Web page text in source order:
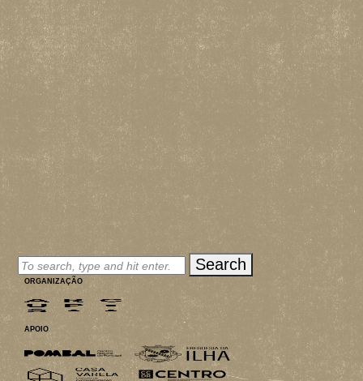
TERMOS E CONDIÇÕES 2026
MERCH
INSCRIÇÕES
PARCEIROS
CONTACTOS
Search
ORGANIZAÇÃO
APOIO